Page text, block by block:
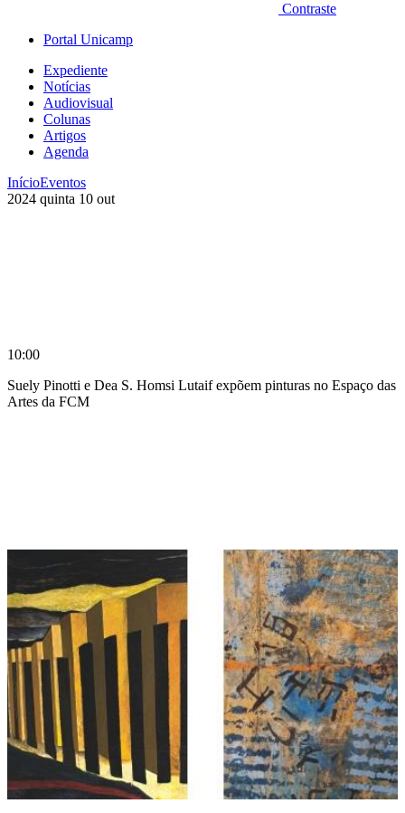
Contraste
Portal Unicamp
Expediente
Notícias
Audiovisual
Colunas
Artigos
Agenda
InícioEventos
2024 quinta 10 out
10:00
Suely Pinotti e Dea S. Homsi Lutaif expõem pinturas no Espaço das
Artes da FCM